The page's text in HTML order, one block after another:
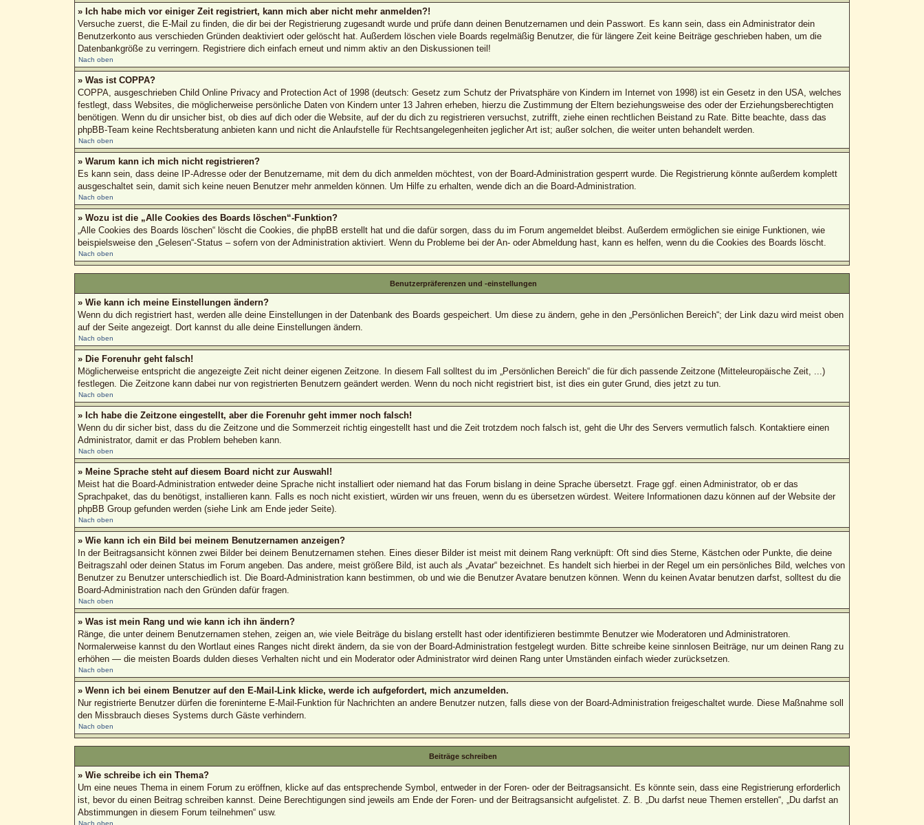
» Ich habe mich vor einiger Zeit registriert, kann mich aber nicht mehr anmelden?!
Versuche zuerst, die E-Mail zu finden, die dir bei der Registrierung zugesandt wurde und prüfe dann deinen Benutzernamen und dein Passwort. Es kann sein, dass ein Administrator dein
Benutzerkonto aus verschieden Gründen deaktiviert oder gelöscht hat. Außerdem löschen viele Boards regelmäßig Benutzer, die für längere Zeit keine Beiträge geschrieben haben, um die
Datenbankgröße zu verringern. Registriere dich einfach erneut und nimm aktiv an den Diskussionen teil!
Nach oben
» Was ist COPPA?
COPPA, ausgeschrieben Child Online Privacy and Protection Act of 1998 (deutsch: Gesetz zum Schutz der Privatsphäre von Kindern im Internet von 1998) ist ein Gesetz in den USA, welches
festlegt, dass Websites, die möglicherweise persönliche Daten von Kindern unter 13 Jahren erheben, hierzu die Zustimmung der Eltern beziehungsweise des oder der Erziehungsberechtigten
benötigen. Wenn du dir unsicher bist, ob dies auf dich oder die Website, auf der du dich zu registrieren versuchst, zutrifft, ziehe einen rechtlichen Beistand zu Rate. Bitte beachte, dass das
phpBB-Team keine Rechtsberatung anbieten kann und nicht die Anlaufstelle für Rechtsangelegenheiten jeglicher Art ist; außer solchen, die weiter unten behandelt werden.
Nach oben
» Warum kann ich mich nicht registrieren?
Es kann sein, dass deine IP-Adresse oder der Benutzername, mit dem du dich anmelden möchtest, von der Board-Administration gesperrt wurde. Die Registrierung könnte außerdem komplett
ausgeschaltet sein, damit sich keine neuen Benutzer mehr anmelden können. Um Hilfe zu erhalten, wende dich an die Board-Administration.
Nach oben
» Wozu ist die „Alle Cookies des Boards löschen“-Funktion?
„Alle Cookies des Boards löschen“ löscht die Cookies, die phpBB erstellt hat und die dafür sorgen, dass du im Forum angemeldet bleibst. Außerdem ermöglichen sie einige Funktionen, wie
beispielsweise den „Gelesen“-Status – sofern von der Administration aktiviert. Wenn du Probleme bei der An- oder Abmeldung hast, kann es helfen, wenn du die Cookies des Boards löscht.
Nach oben
Benutzerpräferenzen und -einstellungen
» Wie kann ich meine Einstellungen ändern?
Wenn du dich registriert hast, werden alle deine Einstellungen in der Datenbank des Boards gespeichert. Um diese zu ändern, gehe in den „Persönlichen Bereich“; der Link dazu wird meist oben
auf der Seite angezeigt. Dort kannst du alle deine Einstellungen ändern.
Nach oben
» Die Forenuhr geht falsch!
Möglicherweise entspricht die angezeigte Zeit nicht deiner eigenen Zeitzone. In diesem Fall solltest du im „Persönlichen Bereich“ die für dich passende Zeitzone (Mitteleuropäische Zeit, ...)
festlegen. Die Zeitzone kann dabei nur von registrierten Benutzern geändert werden. Wenn du noch nicht registriert bist, ist dies ein guter Grund, dies jetzt zu tun.
Nach oben
» Ich habe die Zeitzone eingestellt, aber die Forenuhr geht immer noch falsch!
Wenn du dir sicher bist, dass du die Zeitzone und die Sommerzeit richtig eingestellt hast und die Zeit trotzdem noch falsch ist, geht die Uhr des Servers vermutlich falsch. Kontaktiere einen
Administrator, damit er das Problem beheben kann.
Nach oben
» Meine Sprache steht auf diesem Board nicht zur Auswahl!
Meist hat die Board-Administration entweder deine Sprache nicht installiert oder niemand hat das Forum bislang in deine Sprache übersetzt. Frage ggf. einen Administrator, ob er das
Sprachpaket, das du benötigst, installieren kann. Falls es noch nicht existiert, würden wir uns freuen, wenn du es übersetzen würdest. Weitere Informationen dazu können auf der Website der
phpBB Group gefunden werden (siehe Link am Ende jeder Seite).
Nach oben
» Wie kann ich ein Bild bei meinem Benutzernamen anzeigen?
In der Beitragsansicht können zwei Bilder bei deinem Benutzernamen stehen. Eines dieser Bilder ist meist mit deinem Rang verknüpft: Oft sind dies Sterne, Kästchen oder Punkte, die deine
Beitragszahl oder deinen Status im Forum angeben. Das andere, meist größere Bild, ist auch als „Avatar“ bezeichnet. Es handelt sich hierbei in der Regel um ein persönliches Bild, welches von
Benutzer zu Benutzer unterschiedlich ist. Die Board-Administration kann bestimmen, ob und wie die Benutzer Avatare benutzen können. Wenn du keinen Avatar benutzen darfst, solltest du die
Board-Administration nach den Gründen dafür fragen.
Nach oben
» Was ist mein Rang und wie kann ich ihn ändern?
Ränge, die unter deinem Benutzernamen stehen, zeigen an, wie viele Beiträge du bislang erstellt hast oder identifizieren bestimmte Benutzer wie Moderatoren und Administratoren.
Normalerweise kannst du den Wortlaut eines Ranges nicht direkt ändern, da sie von der Board-Administration festgelegt wurden. Bitte schreibe keine sinnlosen Beiträge, nur um deinen Rang zu
erhöhen — die meisten Boards dulden dieses Verhalten nicht und ein Moderator oder Administrator wird deinen Rang unter Umständen einfach wieder zurücksetzen.
Nach oben
» Wenn ich bei einem Benutzer auf den E-Mail-Link klicke, werde ich aufgefordert, mich anzumelden.
Nur registrierte Benutzer dürfen die foreninterne E-Mail-Funktion für Nachrichten an andere Benutzer nutzen, falls diese von der Board-Administration freigeschaltet wurde. Diese Maßnahme soll
den Missbrauch dieses Systems durch Gäste verhindern.
Nach oben
Beiträge schreiben
» Wie schreibe ich ein Thema?
Um eine neues Thema in einem Forum zu eröffnen, klicke auf das entsprechende Symbol, entweder in der Foren- oder der Beitragsansicht. Es könnte sein, dass eine Registrierung erforderlich
ist, bevor du einen Beitrag schreiben kannst. Deine Berechtigungen sind jeweils am Ende der Foren- und der Beitragsansicht aufgelistet. Z. B. „Du darfst neue Themen erstellen“, „Du darfst an
Abstimmungen in diesem Forum teilnehmen“ usw.
Nach oben